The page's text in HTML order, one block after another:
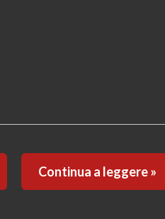
Continua a leggere »